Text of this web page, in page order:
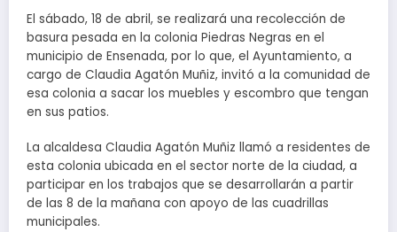
El sábado, 18 de abril, se realizará una recolección de
basura pesada en la colonia Piedras Negras en el
municipio de Ensenada, por lo que, el Ayuntamiento, a
cargo de Claudia Agatón Muñiz, invitó a la comunidad de
esa colonia a sacar los muebles y escombro que tengan
en sus patios.
La alcaldesa Claudia Agatón Muñiz llamó a residentes de
esta colonia ubicada en el sector norte de la ciudad, a
participar en los trabajos que se desarrollarán a partir
de las 8 de la mañana con apoyo de las cuadrillas
municipales.